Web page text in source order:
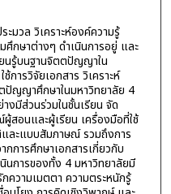
มวล วิเคราะห์องค์ความรู้
กษาต่างๆ ดำเนินการอยู่ และ
นรู้บนฐานจิตตปัญญาใน
การวิจัยเอกสาร วิเคราะห์
ปัญญาศึกษาในมหาวิทยาลัย 4
งมีส่วนร่วมในชั้นเรียน จัด
สอนและผู้เรียน เครื่องมือที่ใช้
ละแบบสัมภาษณ์ รวมถึงการ
กการศึกษาเอกสารเกี่ยวกับ
นการของทั้ง 4 มหาวิทยาลัยมี
ความเมตตา ความตระหนักรู้